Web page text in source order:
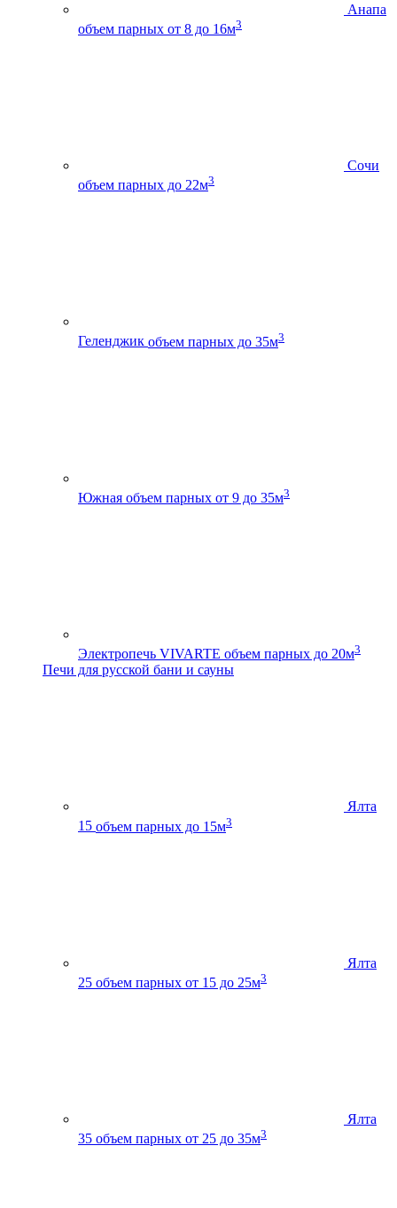
Анапа
объем парных от 8 до 16м3
Сочи
объем парных до 22м3
Геленджик объем парных до 35м3
Южная объем парных от 9 до 35м3
Электропечь VIVARTE объем парных до 20м3
Печи для русской бани и сауны
Ялта
15 объем парных до 15м3
Ялта
25 объем парных от 15 до 25м3
Ялта
35 объем парных от 25 до 35м3